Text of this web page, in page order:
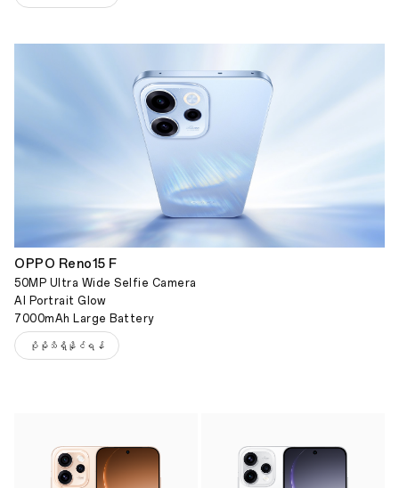
OPPO Reno15 F
50MP Ultra Wide Selfie Camera
AI Portrait Glow
7000mAh Large Battery
ပိုမိုသိရှိနိုင်ရန်